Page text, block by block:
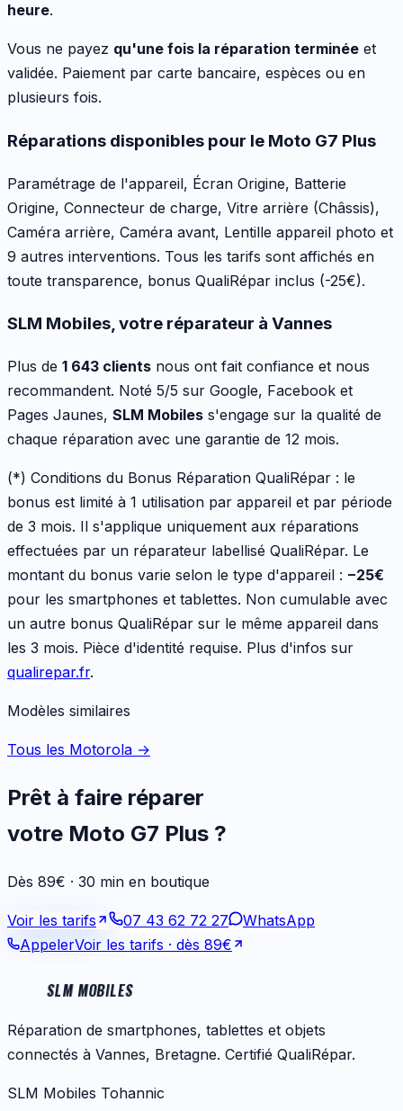
heure.
Vous ne payez qu'une fois la réparation terminée et
validée. Paiement par carte bancaire, espèces ou en
plusieurs fois.
Réparations disponibles pour le Moto G7 Plus
Paramétrage de l'appareil, Écran Origine, Batterie
Origine, Connecteur de charge, Vitre arrière (Châssis),
Caméra arrière, Caméra avant, Lentille appareil photo et
9 autres interventions. Tous les tarifs sont affichés en
toute transparence, bonus QualiRépar inclus (-25€).
SLM Mobiles, votre réparateur à Vannes
Plus de 1 643 clients nous ont fait confiance et nous
recommandent. Noté 5/5 sur Google, Facebook et
Pages Jaunes, SLM Mobiles s'engage sur la qualité de
chaque réparation avec une garantie de 12 mois.
(*) Conditions du Bonus Réparation QualiRépar : le
bonus est limité à 1 utilisation par appareil et par période
de 3 mois. Il s'applique uniquement aux réparations
effectuées par un réparateur labellisé QualiRépar. Le
montant du bonus varie selon le type d'appareil : −25€
pour les smartphones et tablettes. Non cumulable avec
un autre bonus QualiRépar sur le même appareil dans
les 3 mois. Pièce d'identité requise. Plus d'infos sur
qualirepar.fr.
Modèles similaires
Tous les Motorola →
Prêt à faire réparer
votre Moto G7 Plus ?
Dès 89€ · 30 min en boutique
Voir les tarifs 07 43 62 72 27
WhatsApp
AppelerVoir les tarifs · dès 89€
SLM MOBILES
Réparation de smartphones, tablettes et objets
connectés à Vannes, Bretagne. Certifié QualiRépar.
SLM Mobiles Tohannic